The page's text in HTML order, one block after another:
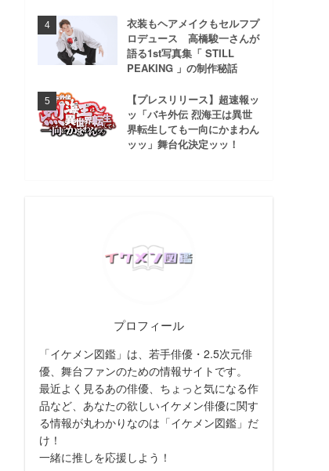
衣装もヘアメイクもセルフプ
ロデュース 高橋駿一さんが
語る1st写真集「 STILL
PEAKING 」の制作秘話
【プレスリリース】超速報ッ
ッ「バキ外伝 烈海王は異世
界転生しても一向にかまわん
ッッ」舞台化決定ッッ！
プロフィール
「イケメン図鑑」は、若手俳優・2.5次元俳
優、舞台ファンのための情報サイトです。
最近よく見るあの俳優、ちょっと気になる作
品など、あなたの欲しいイケメン俳優に関す
る情報が丸わかりなのは「イケメン図鑑」だ
け！
一緒に推しを応援しよう！